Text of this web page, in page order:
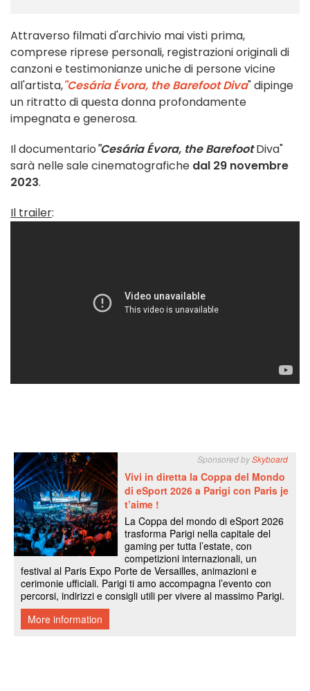
Attraverso filmati d'archivio mai visti prima,
comprese riprese personali, registrazioni originali di
canzoni e testimonianze uniche di persone vicine
all'artista,"Cesária Évora, the Barefoot Diva" dipinge
un ritratto di questa donna profondamente
impegnata e generosa.
Il documentario"Cesária Évora, the BarefootDiva"
sarà nelle sale cinematografiche dal 29 novembre
2023.
Il trailer: